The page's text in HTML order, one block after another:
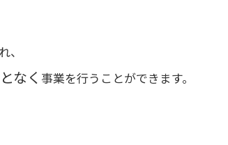
なく 事業を行うことができます。